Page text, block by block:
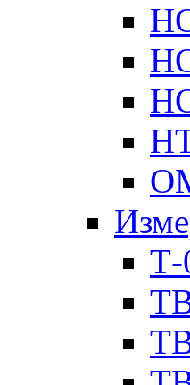
Т-